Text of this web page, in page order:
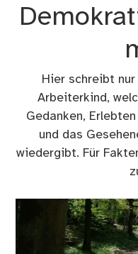
Hier schreibt
Arbeiterkind,
Gedanken,
und das
wiedergibt. Für